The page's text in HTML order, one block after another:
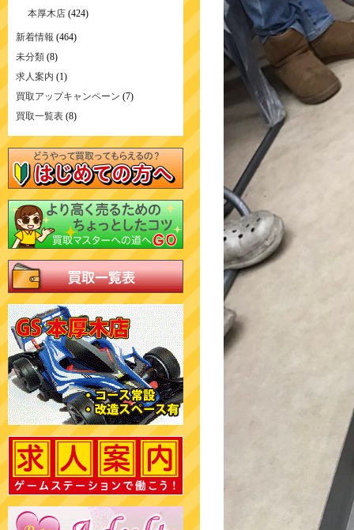
本厚木店 (424)
新着情報 (464)
未分類 (8)
求人案内 (1)
買取アップキャンペーン (7)
買取一覧表 (8)